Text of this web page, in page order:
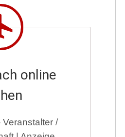
online
/